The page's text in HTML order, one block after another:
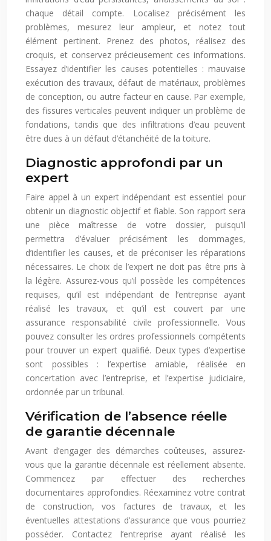
chaque détail compte. Localisez précisément les
problèmes, mesurez leur ampleur, et notez tout
élément pertinent. Prenez des photos, réalisez des
croquis, et conservez précieusement ces informations.
Essayez d’identifier les causes potentielles : mauvaise
exécution des travaux, défaut de matériaux, problèmes
de conception, ou autre facteur en cause. Par exemple,
des fissures verticales peuvent indiquer un problème de
fondations, tandis que des infiltrations d’eau peuvent
être dues à un défaut d’étanchéité de la toiture.
Diagnostic approfondi par un
expert
Faire appel à un expert indépendant est essentiel pour
obtenir un diagnostic objectif et fiable. Son rapport sera
une pièce maîtresse de votre dossier, puisqu’il
permettra d’évaluer précisément les dommages,
d’identifier les causes, et de préconiser les réparations
nécessaires. Le choix de l’expert ne doit pas être pris à
la légère. Assurez-vous qu’il possède les compétences
requises, qu’il est indépendant de l’entreprise ayant
réalisé les travaux, et qu’il est couvert par une
assurance responsabilité civile professionnelle. Vous
pouvez consulter les ordres professionnels compétents
pour trouver un expert qualifié. Deux types d’expertise
sont possibles : l’expertise amiable, réalisée en
concertation avec l’entreprise, et l’expertise judiciaire,
ordonnée par un tribunal.
Vérification de l’absence réelle
de garantie décennale
Avant d’engager des démarches coûteuses, assurez-
vous que la garantie décennale est réellement absente.
Commencez par effectuer des recherches
documentaires approfondies. Réexaminez votre contrat
de construction, vos factures de travaux, et les
éventuelles attestations d’assurance que vous pourriez
posséder. Contactez l’entreprise ayant réalisé les